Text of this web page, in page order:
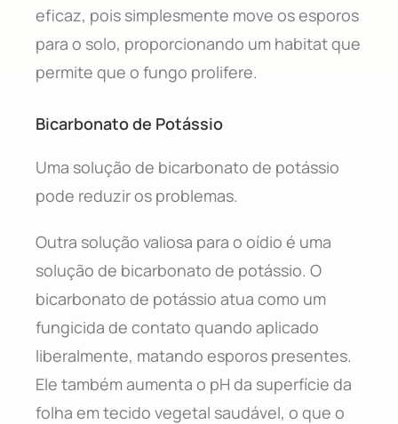
eficaz, pois simplesmente move os esporos
para o solo, proporcionando um habitat que
permite que o fungo prolifere.
Bicarbonato de Potássio
Uma solução de bicarbonato de potássio
pode reduzir os problemas.
Outra solução valiosa para o oídio é uma
solução de bicarbonato de potássio. O
bicarbonato de potássio atua como um
fungicida de contato quando aplicado
liberalmente, matando esporos presentes.
Ele também aumenta o pH da superfície da
folha em tecido vegetal saudável, o que o